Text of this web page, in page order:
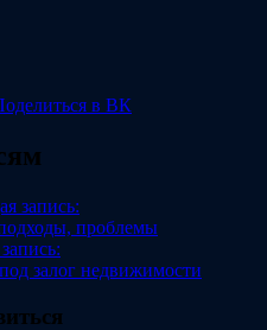
в ВК
запись:
проблемы
залог недвижимости